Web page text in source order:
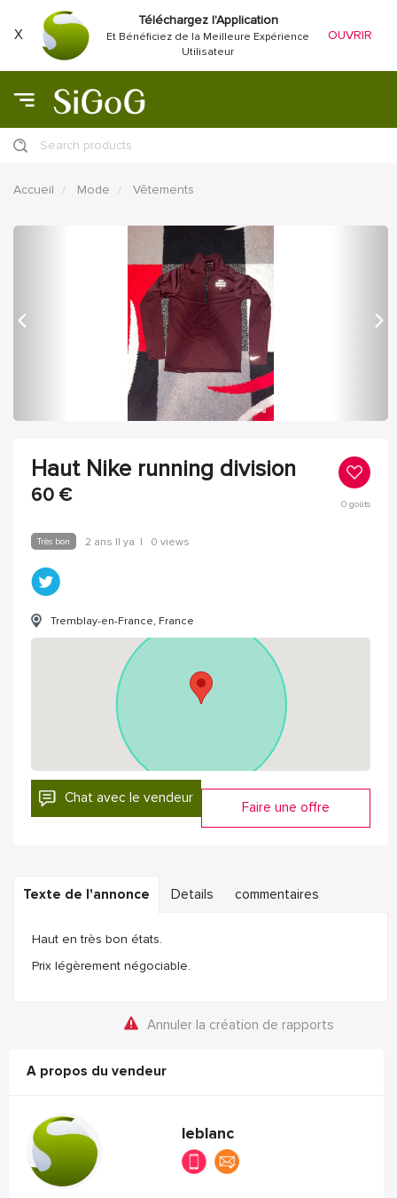
X
Téléchargez l'Application
Et Bénéficiez de la Meilleure Expérience
Utilisateur
OUVRIR
Search products
Accueil Mode Vêtements
Haut Nike running division
60 € 0goûts
Très bon 2 ans Il ya | 0 views
Tremblay-en-France, France
Chat avec le vendeur
Faire une offre
Texte de l'annonce Details commentaires
Haut en très bon états.
Prix légèrement négociable.
Annuler la création de rapports
A propos du vendeur
leblanc